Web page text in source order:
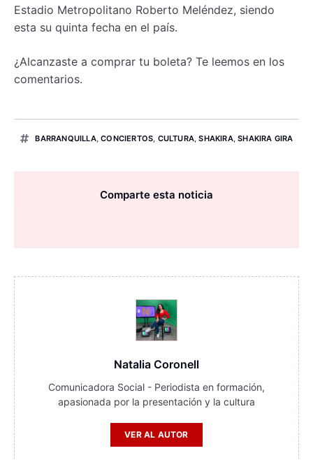
Estadio Metropolitano Roberto Meléndez, siendo
esta su quinta fecha en el país.
¿Alcanzaste a comprar tu boleta? Te leemos en los
comentarios.
BARRANQUILLA,CONCIERTOS CULTURA ,SHAKIRA,SHAKIRA GIRA
Comparte esta noticia
Natalia Coronell
Comunicadora Social - Periodista en formación,
apasionada por la presentación y la cultura
VER AL AUTOR